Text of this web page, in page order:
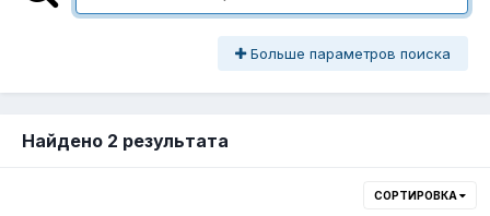
Больше параметров поиска
Найдено 2 результата
СОРТИРОВКА